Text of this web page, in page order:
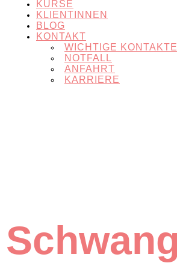
KURSE
KLIENTINNEN
BLOG
KONTAKT
WICHTIGE KONTAKTE
NOTFALL
ANFAHRT
KARRIERE